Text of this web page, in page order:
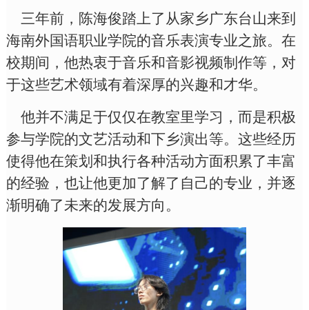
三年前，陈海俊踏上了从家乡广东台山来到
海南外国语职业学院的音乐表演专业之旅。在
校期间，他热衷于音乐和音影视频制作等，对
于这些艺术领域有着深厚的兴趣和才华。
他并不满足于仅仅在教室里学习，而是积极
参与学院的文艺活动和下乡演出等。这些经历
使得他在策划和执行各种活动方面积累了丰富
的经验，也让他更加了解了自己的专业，并逐
渐明确了未来的发展方向。